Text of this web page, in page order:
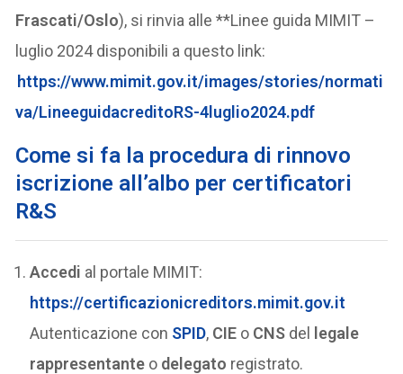
Frascati/Oslo), si rinvia alle **Linee guida MIMIT –
luglio 2024 disponibili a questo link:
https://www.mimit.gov.it/images/stories/normati
va/LineeguidacreditoRS-4luglio2024.pdf
Come si fa la procedura di rinnovo
iscrizione all’albo per certificatori
R&S
Accedi al portale MIMIT:
https://certificazionicreditors.mimit.gov.it
Autenticazione con SPID, CIE o CNS del
legale
rappresentante o delegato registrato.